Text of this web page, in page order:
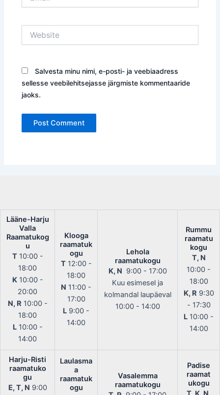
Salvesta minu nimi, e-posti- ja veebiaadress
sellesse veebilehitsejasse järgmiste kommentaaride
jaoks.
Lääne-Harju
Valla
Raamatukog
u
T10:00 -
18:00
K10:00 -
20:00
N, R 10:00 -
18:00
L10:00 -
14:00
Klooga
raamatuk
ogu
T12:00 -
18:00
N 11:00 -
17:00
L 9:00 -
14:00
Lehola
raamatukogu
K, N 9:00 - 17:00
Kuu esimesel ja
kolmandal laupäeval
10:00 - 14:00
Rummu
raamatu
kogu
T, N
10:00 -
18:00
K, R 9:30
- 17:30
L 10:00 -
14:00
Harju-Risti
raamatuko
gu
E, T, N 9:00
Laulasma
a
raamatuk
ogu
Vasalemma
raamatukogu
Padise
raamat
ukogu